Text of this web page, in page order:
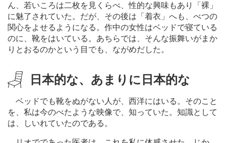
ん、若いころは二枚を見くらべ、性的な興味もあり「裸」
に魅了されていた。だが、その後は「着衣」へも、べつの
関心をよせるようになる。作中の女性はベッドで寝ている
のに、靴をはいている。あちらでは、そんな振舞いがまか
りとおるのかという目でも、ながめだした。
日本的な、あまりに日本的な
ベッドでも靴をぬがない人が、西洋にはいる。そのこと
を、私は今のべたような映像で、知っていた。知識として
は、しいれていたのである。